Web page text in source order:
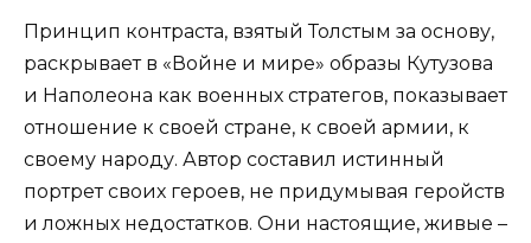
Принцип контраста, взятый Толстым за основу,
раскрывает в «Войне и мире» образы Кутузова
и Наполеона как военных стратегов, показывает
отношение к своей стране, к своей армии, к
своему народу. Автор составил истинный
портрет своих героев, не придумывая геройств
и ложных недостатков. Они настоящие, живые –